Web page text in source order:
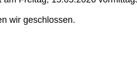
wir geschlossen.